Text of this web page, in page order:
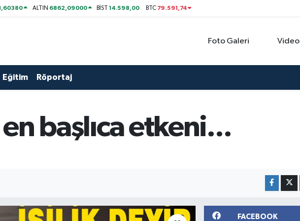
ALTIN 6862,09000 BİST14.598,00 BTC 79.591,74
Foto Galeri Video
Eğitim Röportaj
en başlıca etkeni...
FACEBOOK